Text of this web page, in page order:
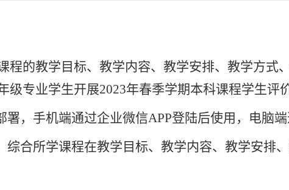
程的教学目标、教学内容、 教学安排、教学方式
级专业学生开展2023年春季学期本科课程学生评
署，手机端通过企业微信APP登陆后使用，电脑
综合所学课程在教学目标、教学内容、教学安排